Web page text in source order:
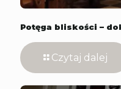
Potęga bliskości –
Czytaj dalej